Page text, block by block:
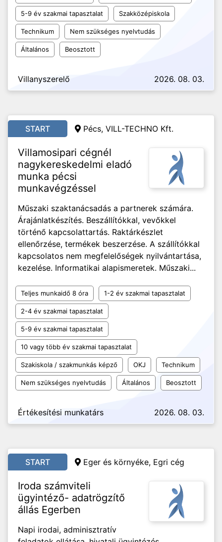
5-9 év szakmai tapasztalat Szakközépiskola
Technikum Nem szükséges nyelvtudás
Általános Beosztott
Villanyszerelő 2026. 08. 03.
START Pécs, VILL-TECHNO Kft.
Villamosipari cégnél
nagykereskedelmi eladó
munka pécsi
munkavégzéssel
Műszaki szaktanácsadás a partnerek számára.
Árajánlatkészítés. Beszállítókkal, vevőkkel
történő kapcsolattartás. Raktárkészlet
ellenőrzése, termékek beszerzése. A szállítókkal
kapcsolatos nem megfelelőségek nyilvántartása,
kezelése. Informatikai alapismeretek. Műszaki...
Teljes munkaidő 8 óra 1-2 év szakmai tapasztalat
2-4 év szakmai tapasztalat
5-9 év szakmai tapasztalat
10 vagy több év szakmai tapasztalat
Szakiskola / szakmunkás képző OKJ Technikum
Nem szükséges nyelvtudás Általános Beosztott
Értékesítési munkatárs 2026. 08. 03.
START Eger és környéke, Egri cég
Iroda számviteli
ügyintéző- adatrögzítő
állás Egerben
Napi irodai, adminisztratív